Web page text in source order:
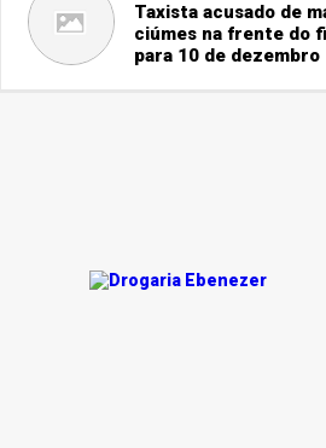
Taxista acusado de
ciúmes na frente do
para 10 de dezembro